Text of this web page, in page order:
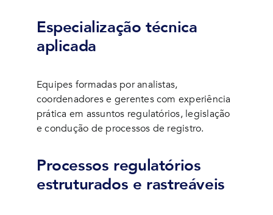
Especialização técnica
aplicada
Equipes formadas por analistas,
coordenadores e gerentes com experiência
prática em assuntos regulatórios, legislação
e condução de processos de registro.
Processos regulatórios
estruturados e rastreáveis